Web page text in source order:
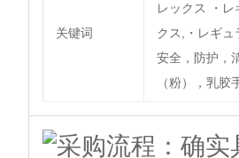
关键词
レックス ・
クス,・レギュ
安全，防护，
（粉），乳